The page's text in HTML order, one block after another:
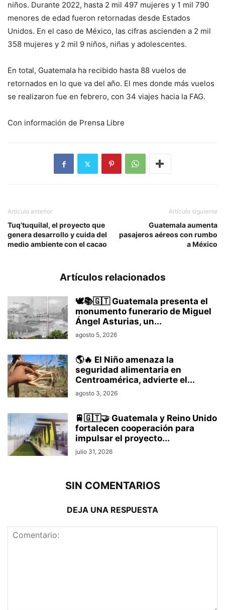
niños. Durante 2022, hasta 2 mil 497 mujeres y 1 mil 790
menores de edad fueron retornadas desde Estados
Unidos. En el caso de México, las cifras ascienden a 2 mil
358 mujeres y 2 mil 9 niños, niñas y adolescentes.
En total, Guatemala ha recibido hasta 88 vuelos de
retornados en lo que va del año. El mes donde más vuelos
se realizaron fue en febrero, con 34 viajes hacia la FAG.
Con información de Prensa Libre
Artículo anterior
Tuq’tuquilal, el proyecto que
genera desarrollo y cuida del
medio ambiente con el cacao
Artículo siguiente
Guatemala aumenta
pasajeros aéreos con rumbo
a México
Artículos relacionados
🕊️📚🇬🇹 Guatemala presenta el
monumento funerario de Miguel
Ángel Asturias, un...
agosto 5, 2026
🌎🔥 El Niño amenaza la
seguridad alimentaria en
Centroamérica, advierte el...
agosto 3, 2026
🚆🇬🇹🤝 Guatemala y Reino Unido
fortalecen cooperación para
impulsar el proyecto...
julio 31, 2026
SIN COMENTARIOS
DEJA UNA RESPUESTA